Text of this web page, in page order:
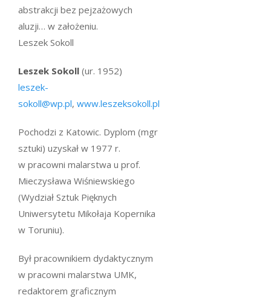
abstrakcji bez pejzażowych
aluzji… w założeniu.
Leszek Sokoll
Leszek Sokoll (ur. 1952)
leszek-
sokoll@wp.pl, www.leszeksokoll.pl
Pochodzi z Katowic. Dyplom (mgr
sztuki) uzyskał w 1977 r.
w pracowni malarstwa u prof.
Mieczysława Wiśniewskiego
(Wydział Sztuk Pięknych
Uniwersytetu Mikołaja Kopernika
w Toruniu).
Był pracownikiem dydaktycznym
w pracowni malarstwa UMK,
redaktorem graficznym